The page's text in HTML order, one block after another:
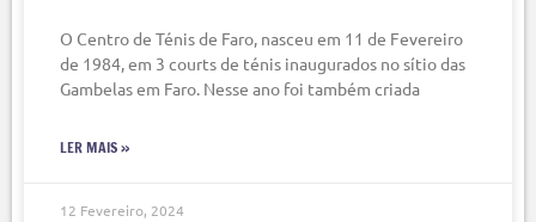
O Centro de Ténis de Faro, nasceu em 11 de Fevereiro
de 1984, em 3 courts de ténis inaugurados no sítio das
Gambelas em Faro. Nesse ano foi também criada
LER MAIS »
12 Fevereiro, 2024